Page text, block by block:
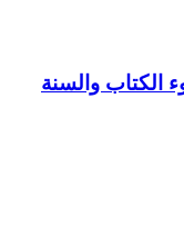
الكتاب والسنة